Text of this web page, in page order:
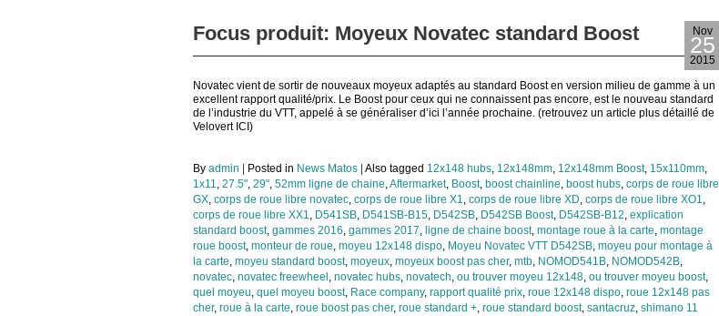
Nov
25
2015
Focus produit: Moyeux Novatec standard Boost
Novatec vient de sortir de nouveaux moyeux adaptés au standard Boost en version milieu de gamme à un
excellent rapport qualité/prix. Le Boost pour ceux qui ne connaissent pas encore, est le nouveau standard
de l’industrie du VTT, appelé à se généraliser d’ici l’année prochaine. (retrouvez un article plus détaillé de
Velovert ICI)
By admin Posted in News Matos Also tagged 12x148 hubs, 12x148mm, 12x148mm Boost, 15x110mm,
1x11, 27.5", 29", 52mm ligne de chaine,Aftermarket, Boost, boost chainline, boost hubs, corps de roue libre
GX, corps de roue libre novatec, corps de roue libre X1, corps de roue libre XD, corps de roue libre XO1,
corps de roue libre XX1, D541SB, D541SB-B15, D542SB, D542SB Boost, D542SB-B12, explication
standard boost, gammes 2016, gammes 2017, ligne de chaine boost, montage roue à la carte, montage
roue boost, monteur de roue, moyeu 12x148 dispo, Moyeu Novatec VTT D542SB, moyeu pour montage à
la carte, moyeu standard boost, moyeux, moyeux boost pas cher, mtb, NOMOD541B, NOMOD542B,
novatec, novatec freewheel , novatec hubs, novatech, ou trouver moyeu 12x148, ou trouver moyeu boost,
quel moyeu, quel moyeu boost, Race company, rapport qualité prix, roue 12x148 dispo, roue 12x148 pas
cher, roue à la carte, roue boost pas cher, roue standard +, roue standard boost, santacruz, shimano 11